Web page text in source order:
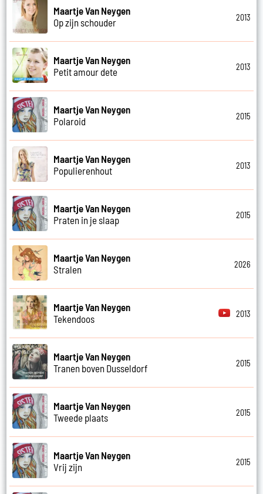
Maartje Van Neygen
Op zijn schouder
2013
Maartje Van Neygen
Petit amour dete
2013
Maartje Van Neygen
Polaroid
2015
Maartje Van Neygen
Populierenhout
2013
Maartje Van Neygen
Praten in je slaap
2015
Maartje Van Neygen
Stralen
2026
Maartje Van Neygen
Tekendoos
2013
Maartje Van Neygen
Tranen boven Dusseldorf
2015
Maartje Van Neygen
Tweede plaats
2015
Maartje Van Neygen
Vrij zijn
2015